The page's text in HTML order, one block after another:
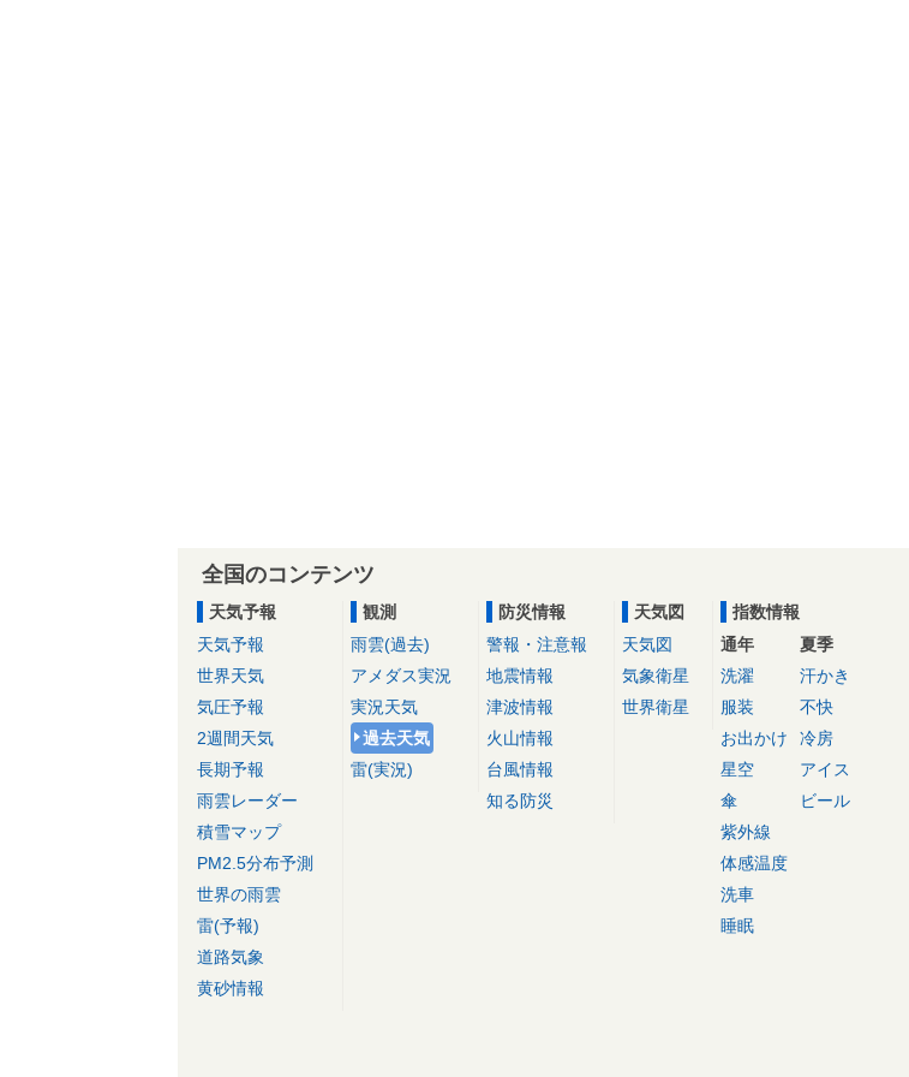
全国のコンテンツ
天気予報
天気予報
世界天気
気圧予報
2週間天気
長期予報
雨雲レーダー
積雪マップ
PM2.5分布予測
世界の雨雲
雷(予報)
道路気象
黄砂情報
観測
雨雲(過去)
アメダス実況
実況天気
過去天気
雷(実況)
防災情報
警報・注意報
地震情報
津波情報
火山情報
台風情報
知る防災
天気図
天気図
気象衛星
世界衛星
指数情報
通年
洗濯
服装
お出かけ
星空
傘
紫外線
体感温度
洗車
睡眠
夏季
汗かき
不快
冷房
アイス
ビール